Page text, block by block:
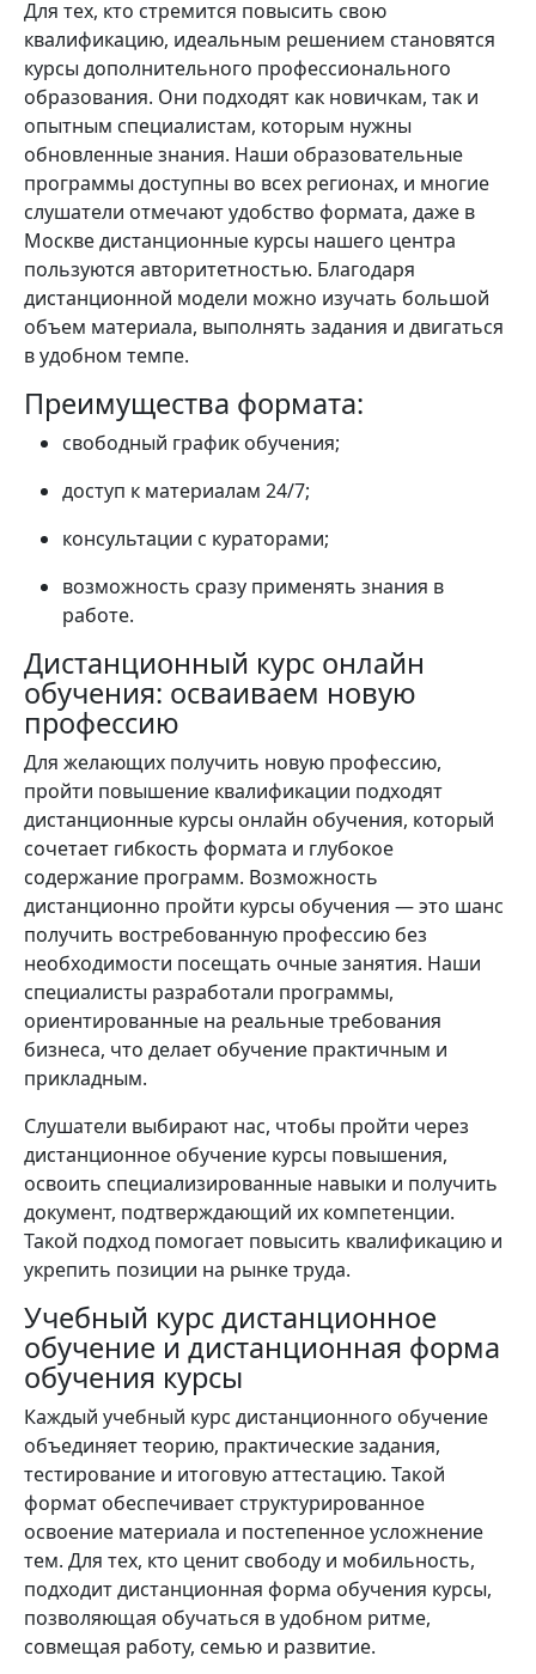
Для тех, кто стремится повысить свою
квалификацию, идеальным решением становятся
курсы дополнительного профессионального
образования. Они подходят как новичкам, так и
опытным специалистам, которым нужны
обновленные знания. Наши образовательные
программы доступны во всех регионах, и многие
слушатели отмечают удобство формата, даже в
Москве дистанционные курсы нашего центра
пользуются авторитетностью. Благодаря
дистанционной модели можно изучать большой
объем материала, выполнять задания и двигаться
в удобном темпе.
Преимущества формата:
свободный график обучения;
доступ к материалам 24/7;
консультации с кураторами;
возможность сразу применять знания в
работе.
Дистанционный курс онлайн
обучения: осваиваем новую
профессию
Для желающих получить новую профессию,
пройти повышение квалификации подходят
дистанционные курсы онлайн обучения, который
сочетает гибкость формата и глубокое
содержание программ. Возможность
дистанционно пройти курсы обучения — это шанс
получить востребованную профессию без
необходимости посещать очные занятия. Наши
специалисты разработали программы,
ориентированные на реальные требования
бизнеса, что делает обучение практичным и
прикладным.
Слушатели выбирают нас, чтобы пройти через
дистанционное обучение курсы повышения,
освоить специализированные навыки и получить
документ, подтверждающий их компетенции.
Такой подход помогает повысить квалификацию и
укрепить позиции на рынке труда.
Учебный курс дистанционное
обучение и дистанционная форма
обучения курсы
Каждый учебный курс дистанционного обучение
объединяет теорию, практические задания,
тестирование и итоговую аттестацию. Такой
формат обеспечивает структурированное
освоение материала и постепенное усложнение
тем. Для тех, кто ценит свободу и мобильность,
подходит дистанционная форма обучения курсы,
позволяющая обучаться в удобном ритме,
совмещая работу, семью и развитие.